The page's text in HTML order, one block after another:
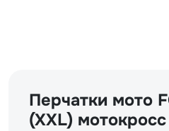
Перчатки мото
(XXL) мотокросс